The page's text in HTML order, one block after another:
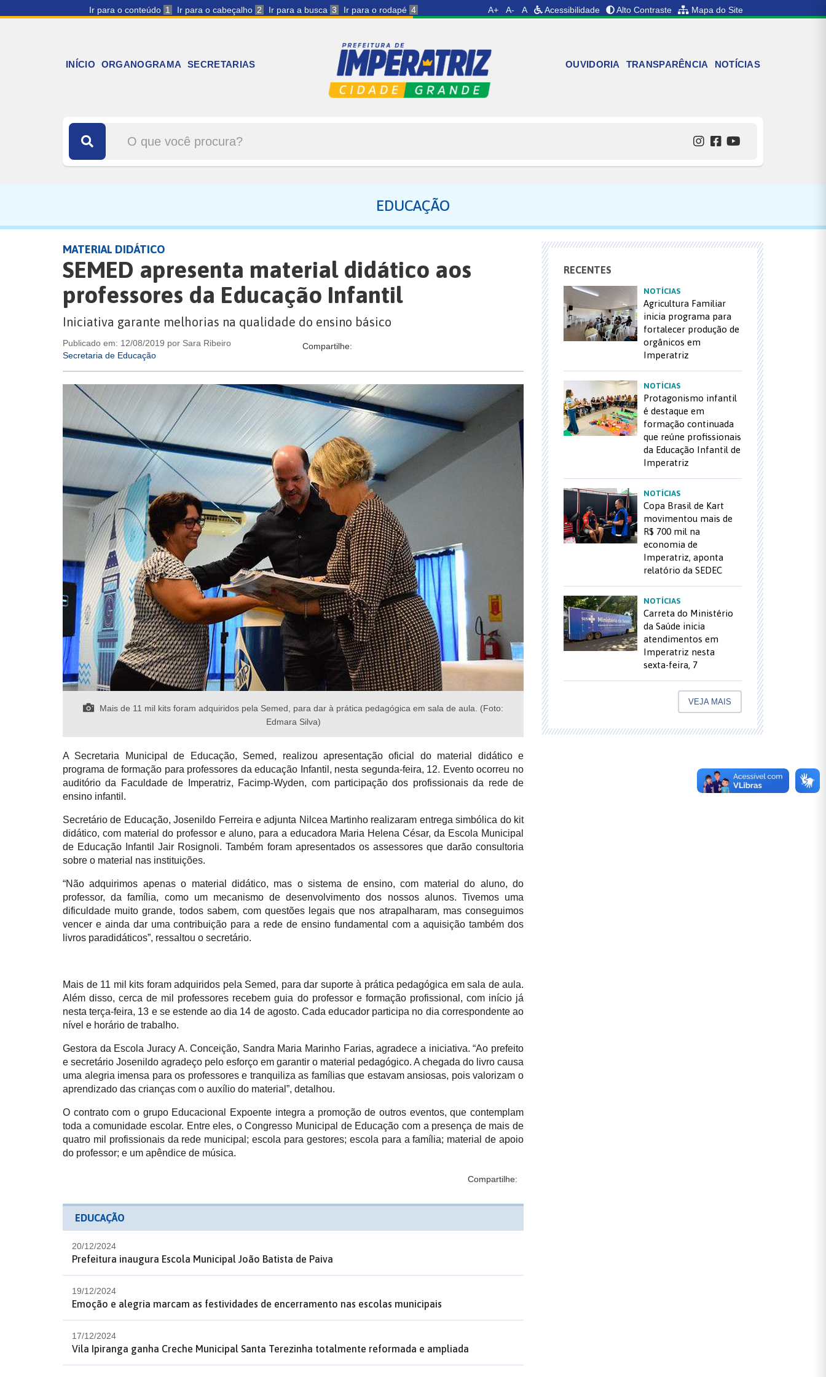
Ir para o conteúdo 1 Ir para o cabeçalho 2 Ir para a busca 3 Ir para o rodapé 4 A+ A- A Acessibilidade Alto Contraste Mapa do Site
INÍCIO ORGANOGRAMA SECRETARIAS OUVIDORIA TRANSPARÊNCIA NOTÍCIAS
EDUCAÇÃO
MATERIAL DIDÁTICO
SEMED apresenta material didático aos
professores da Educação Infantil
Iniciativa garante melhorias na qualidade do ensino básico
Publicado em: 12/08/2019 por Sara Ribeiro
Secretaria de Educação
Compartilhe:
Mais de 11 mil kits foram adquiridos pela Semed, para dar à prática pedagógica em sala de aula. (Foto:
Edmara Silva)
A Secretaria Municipal de Educação, Semed, realizou apresentação oficial do material didático e
programa de formação para professores da educação Infantil, nesta segunda-feira, 12. Evento ocorreu no
auditório da Faculdade de Imperatriz, Facimp-Wyden, com participação dos profissionais da rede de
ensino infantil.
Secretário de Educação, Josenildo Ferreira e adjunta Nilcea Martinho realizaram entrega simbólica do kit
didático, com material do professor e aluno, para a educadora Maria Helena César, da Escola Municipal
de Educação Infantil Jair Rosignoli. Também foram apresentados os assessores que darão consultoria
sobre o material nas instituições.
“Não adquirimos apenas o material didático, mas o sistema de ensino, com material do aluno, do
professor, da família, como um mecanismo de desenvolvimento dos nossos alunos. Tivemos uma
dificuldade muito grande, todos sabem, com questões legais que nos atrapalharam, mas conseguimos
vencer e ainda dar uma contribuição para a rede de ensino fundamental com a aquisição também dos
livros paradidáticos”, ressaltou o secretário.
Mais de 11 mil kits foram adquiridos pela Semed, para dar suporte à prática pedagógica em sala de aula.
Além disso, cerca de mil professores recebem guia do professor e formação profissional, com início já
nesta terça-feira, 13 e se estende ao dia 14 de agosto. Cada educador participa no dia correspondente ao
nível e horário de trabalho.
Gestora da Escola Juracy A. Conceição, Sandra Maria Marinho Farias, agradece a iniciativa. “Ao prefeito
e secretário Josenildo agradeço pelo esforço em garantir o material pedagógico. A chegada do livro causa
uma alegria imensa para os professores e tranquiliza as famílias que estavam ansiosas, pois valorizam o
aprendizado das crianças com o auxílio do material”, detalhou.
O contrato com o grupo Educacional Expoente integra a promoção de outros eventos, que contemplam
toda a comunidade escolar. Entre eles, o Congresso Municipal de Educação com a presença de mais de
quatro mil profissionais da rede municipal; escola para gestores; escola para a família; material de apoio
do professor; e um apêndice de música.
Compartilhe:
EDUCAÇÃO
20/12/2024
Prefeitura inaugura Escola Municipal João Batista de Paiva
19/12/2024
Emoção e alegria marcam as festividades de encerramento nas escolas municipais
17/12/2024
Vila Ipiranga ganha Creche Municipal Santa Terezinha totalmente reformada e ampliada
RECENTES
NOTÍCIAS
Agricultura Familiar
inicia programa para
fortalecer produção de
orgânicos em
Imperatriz
NOTÍCIAS
Protagonismo infantil
é destaque em
formação continuada
que reúne profissionais
da Educação Infantil de
Imperatriz
NOTÍCIAS
Copa Brasil de Kart
movimentou mais de
R$ 700 mil na
economia de
Imperatriz, aponta
relatório da SEDEC
NOTÍCIAS
Carreta do Ministério
da Saúde inicia
atendimentos em
Imperatriz nesta
sexta-feira, 7
VEJA MAIS